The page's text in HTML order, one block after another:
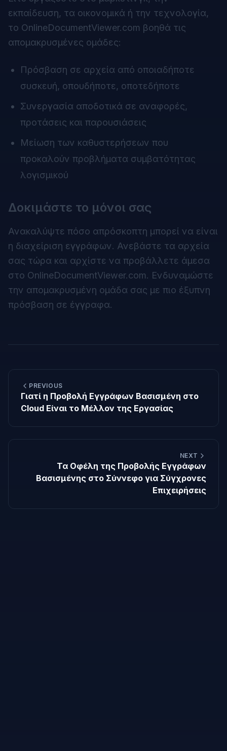
εκπαίδευση, τα οικονομικά ή την τεχνολογία,
το OnlineDocumentViewer.com βοηθά τις
απομακρυσμένες ομάδες:
Πρόσβαση σε αρχεία από οποιαδήποτε
συσκευή, οπουδήποτε, οποτεδήποτε
Συνεργασία αποδοτικά σε αναφορές,
προτάσεις και παρουσιάσεις
Μείωση των καθυστερήσεων που
προκαλούν προβλήματα συμβατότητας
λογισμικού
Δοκιμάστε το μόνοι σας
Ανακαλύψτε πόσο απρόσκοπτη μπορεί να είναι
η διαχείριση εγγράφων. Ανεβάστε τα αρχεία
σας τώρα και αρχίστε να προβάλλετε άμεσα
στο OnlineDocumentViewer.com. Ενδυναμώστε
την απομακρυσμένη ομάδα σας με πιο έξυπνη
πρόσβαση σε έγγραφα.
PREVIOUS
Γιατί η Προβολή Εγγράφων Βασισμένη στο
Cloud Είναι το Μέλλον της Εργασίας
NEXT
Τα Οφέλη της Προβολής Εγγράφων
Βασισμένης στο Σύννεφο για Σύγχρονες
Επιχειρήσεις